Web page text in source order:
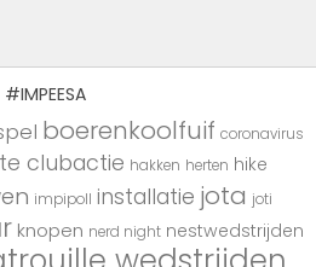
#IMPEESA
boerenkoolfuif coronavirus
clubactie hakken herten hike
impipoll installatie jota joti
knopen nerd night nestwedstrijden